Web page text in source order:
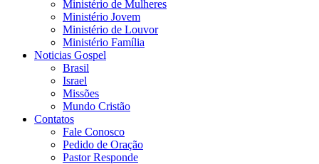
Ministério de Mulheres
Ministério Jovem
Ministério de Louvor
Ministério Família
Noticias Gospel
Brasil
Israel
Missões
Mundo Cristão
Contatos
Fale Conosco
Pedido de Oração
Pastor Responde